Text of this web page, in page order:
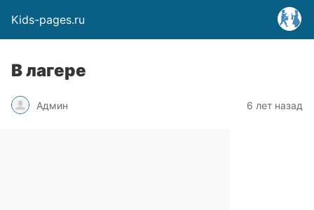
Kids-pages.ru
В лагере
Админ 6 лет назад